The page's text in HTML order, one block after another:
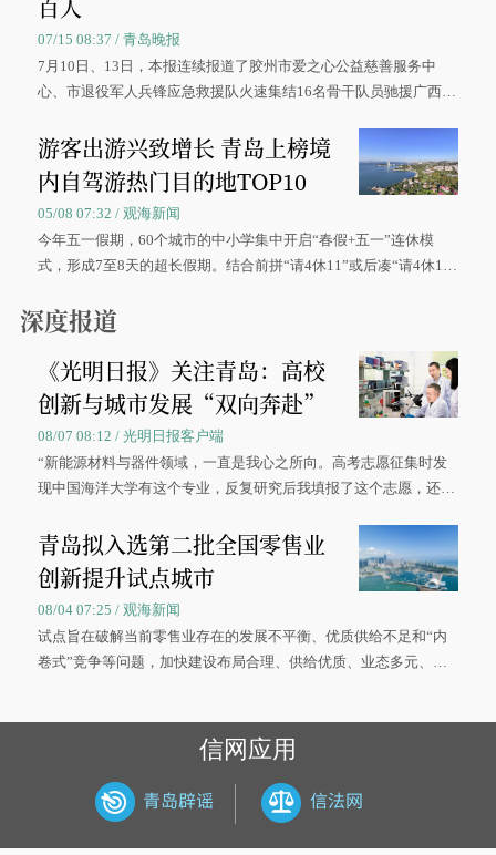
百人
07/15 08:37 / 青岛晚报
7月10日、13日，本报连续报道了胶州市爱之心公益慈善服务中
心、市退役军人兵锋应急救援队火速集结16名骨干队员驰援广西灾
游客出游兴致增长 青岛上榜境
内自驾游热门目的地TOP10
05/08 07:32 / 观海新闻
今年五一假期，60个城市的中小学集中开启“春假+五一”连休模
式，形成7至8天的超长假期。结合前拼“请4休11”或后凑“请4休1
深度报道
《光明日报》关注青岛：高校
创新与城市发展“双向奔赴”
08/07 08:12 / 光明日报客户端
“新能源材料与器件领域，一直是我心之所向。高考志愿征集时发
现中国海洋大学有这个专业，反复研究后我填报了这个志愿，还真
大学材料科学与工程学院材料类专业的录取通知书。
青岛拟入选第二批全国零售业
创新提升试点城市
08/04 07:25 / 观海新闻
试点旨在破解当前零售业存在的发展不平衡、优质供给不足和“内
卷式”竞争等问题，加快建设布局合理、供给优质、业态多元、智
信网应用